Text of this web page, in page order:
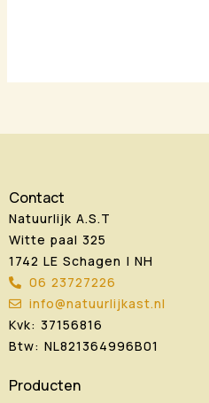
Contact
Natuurlijk A.S.T
Witte paal 325
1742 LE Schagen | NH
06 23727226
info@natuurlijkast.nl
Kvk: 37156816
Btw: NL821364996B01
Producten